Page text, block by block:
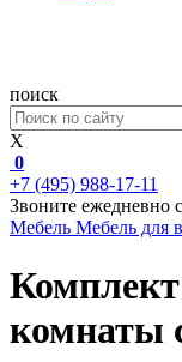
поиск
X
0
+7 (495) 988-17-11
Звоните ежедневно
Мебель Мебель для
комнаты